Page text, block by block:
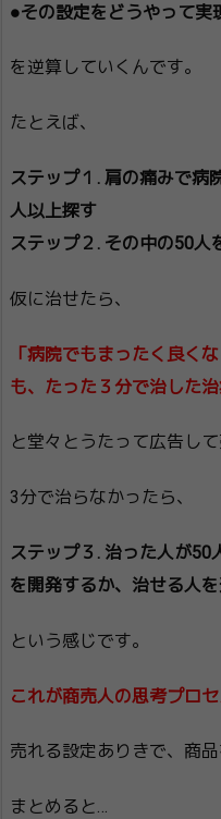
●その設定をどうやって実
を逆算していくんです。
たとえば、
ステップ１. 肩の痛みで病
人以上探す
ステップ２. その中の50人
仮に治せたら、
「病院でもまったく良く
も、たった３分で治した治
と堂々とうたって広告して
3分で治らなかったら、
ステップ３. 治った人が50
を開発するか、治せる人
という感じです。
これが商売人の思考プロセ
売れる設定ありきで、商品
まとめると…